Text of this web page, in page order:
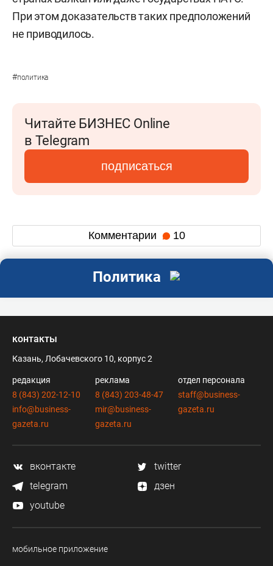
При этом доказательств таких предположений
не приводилось.
#политика
Читайте БИЗНЕС Online
в Telegram
подписаться
Комментарии 10
Политика
контакты
Казань, Лобачевского 10, корпус 2
редакция
8 (843) 202-12-10
info@business-
gazeta.ru
реклама
8 (843) 203-48-47
mir@business-
gazeta.ru
отдел персонала
staff@business-
gazeta.ru
вконтакте
twitter
telegram
дзен
youtube
мобильное приложение